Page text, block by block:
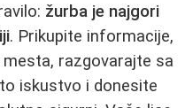
žurba je najgori
. Prikupite informacije,
razgovarajte sa
iskustvo i donesite